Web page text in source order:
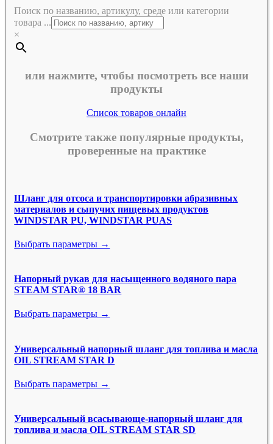
Поиск по названию, артикулу, среде или категории
товара ...
×
или нажмите, чтобы посмотреть все наши
продукты
Список товаров онлайн
Смотрите также популярные продукты,
проверенные на практике
Шланг для отсоса и транспортировки абразивных
материалов и сыпучих пищевых продуктов
WINDSTAR PU, WINDSTAR PUAS
Выбрать параметры →
Напорный рукав для насыщенного водяного пара
STEAM STAR® 18 BAR
Выбрать параметры →
Универсальный напорный шланг для топлива и масла
OIL STREAM STAR D
Выбрать параметры →
Универсальный всасывающе-напорный шланг для
топлива и масла OIL STREAM STAR SD